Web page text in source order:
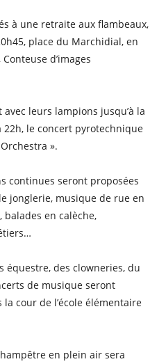
à une retraite aux flambeaux,
place du Marchidial, en
Conteuse d’images
leurs lampions jusqu’à la
22h, le concert pyrotechnique
».
continues seront proposées
jonglerie, musique de rue en
en calèche,
équestre, des clowneries, du
de musique seront
cour de l’école élémentaire
en plein air sera